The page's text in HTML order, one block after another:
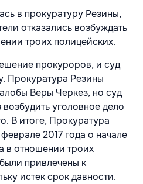
в прокуратуру Резины,
отказались возбуждать
троих полицейских.
прокуроров, и суд
Прокуратура Резины
Веры Черкез, но суд
уголовное дело
В итоге, Прокуратура
2017 года о начале
в отношении троих
привлечены к
истек срок давности.